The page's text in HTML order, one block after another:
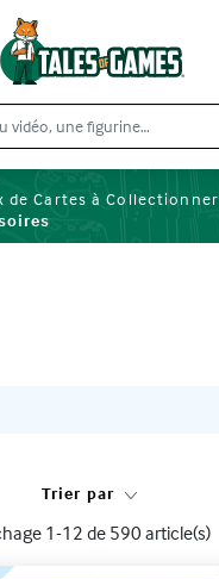
de Cartes à Collectionner
Trier par
1-12 de 590 article(s)